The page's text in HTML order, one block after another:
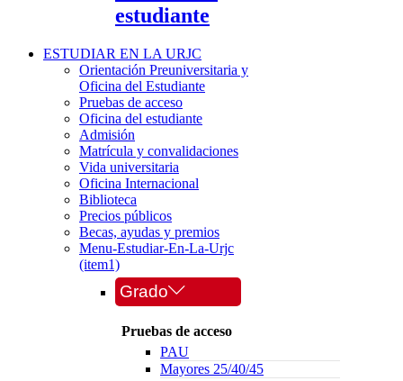
estudiante
ESTUDIAR EN LA URJC
Orientación Preuniversitaria y
Oficina del Estudiante
Pruebas de acceso
Oficina del estudiante
Admisión
Matrícula y convalidaciones
Vida universitaria
Oficina Internacional
Biblioteca
Precios públicos
Becas, ayudas y premios
Menu-Estudiar-En-La-Urjc
(item1)
Grado
Pruebas de acceso
PAU
Mayores 25/40/45